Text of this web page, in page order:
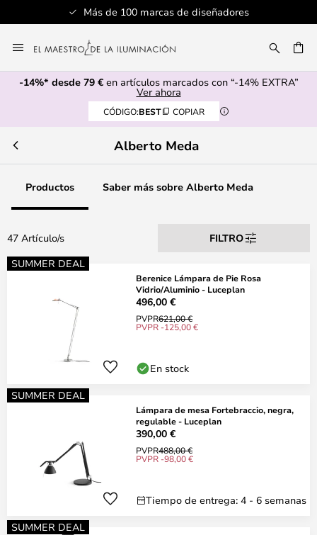
Más de 100 marcas de diseñadores
al
contenido
-14%* desde 79 €en artículos marcados con “-14% EXTRA”
Ver ahora
CÓDIGO:BEST COPIAR
Alberto Meda
Productos Saber más sobre Alberto Meda
47 Artículo/s
FILTRO
SUMMER DEAL
Berenice Lámpara de Pie Rosa
Vidrio/Aluminio - Luceplan
496,00 €
PVPR621,00 €
PVPR -125,00 €
En stock
SUMMER DEAL
Lámpara de mesa Fortebraccio, negra,
regulable - Luceplan
390,00 €
PVPR488,00 €
PVPR -98,00 €
Tiempo de entrega: 4 - 6 semanas
SUMMER DEAL